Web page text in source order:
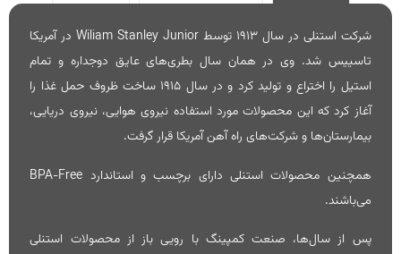
شرکت استنلی در سال 1913 توسط Wiliam Stanley Junior در آمریکا
تاسییس شد. وی در همان سال بطری‌های عایق دوجداره و تمام
استیل را اختراع و تولید کرد و در سال 1915 ساخت ظروف حمل غذا را
آغاز کرد که این محصولات مورد استفاده نیروی هوایی، نیروی دریایی،
بیمارستان‌ها و شرکت‌های راه آهن آمریکا قرار گرفت.
همچنین محصولات استنلی دارای برچسب و استاندارد BPA-Free
می‌باشند.
پس از سال‌ها، صنعت کمپینگ با رویی باز از محصولات استنلی